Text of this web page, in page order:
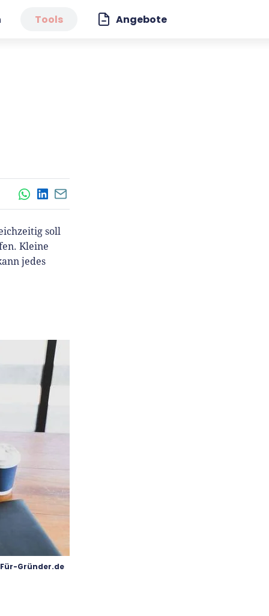
Tools Angebote
WhatsApp
LinkedIn
E-Mail
soll
Kleine
jedes
Gründer.de